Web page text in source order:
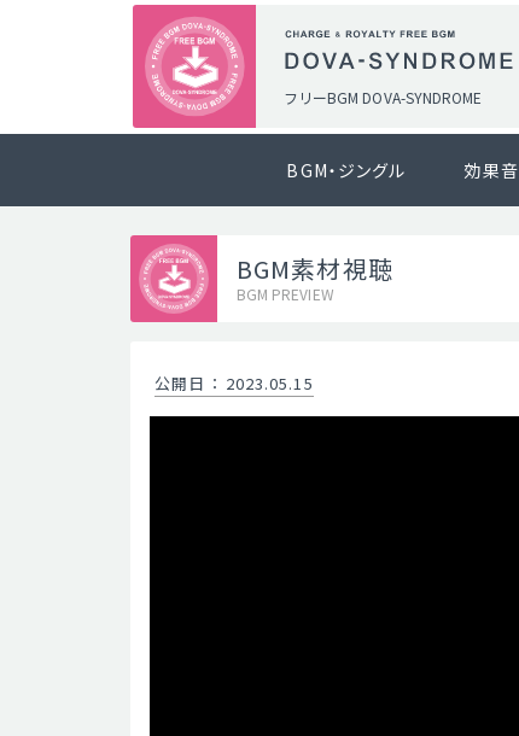
フリーBGM DOVA-SYNDROME
BGM・ジングル 効果音
BGM素材視聴
BGM PREVIEW
公開日 ： 2023.05.15